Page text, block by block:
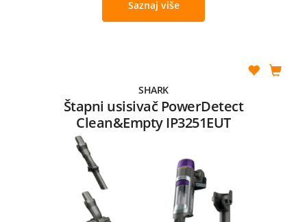
Saznaj više
SHARK
Štapni usisivač PowerDetect
Clean&Empty IP3251EUT